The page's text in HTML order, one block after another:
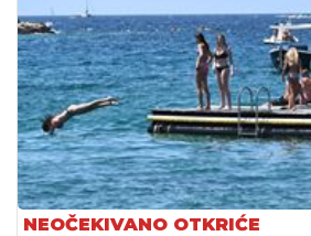
NEOČEKIVANO OTKRIĆE